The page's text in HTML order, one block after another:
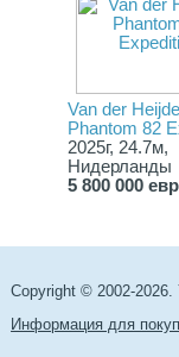
Van der
Phantom 82
2025г, 24.7м,
Нидерланды
5 800 000
Copyright © 2002-2026.
Информация для